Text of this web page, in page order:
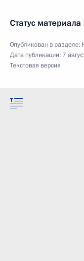
Статус материала
Опубликован в разделе:
Дата публикации: 7
Текстовая версия